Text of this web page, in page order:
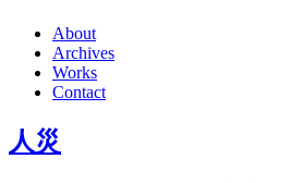
About
Archives
Works
Contact
人災